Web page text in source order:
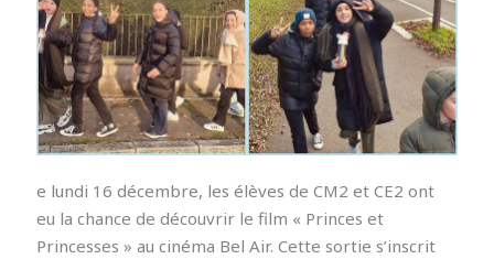
e lundi 16 décembre, les élèves de CM2 et CE2 ont
eu la chance de découvrir le film « Princes et
Princesses » au cinéma Bel Air. Cette sortie s’inscrit